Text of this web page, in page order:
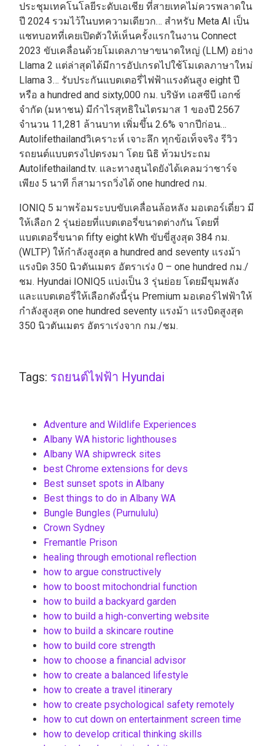
ประชุมเทคโนโลยีระดับเอเชีย ที่สายเทคไม่ควรพลาดใน
ปี 2024 รวมไว้ในบทความเดียวก… สำหรับ Meta AI เป็น
แชทบอทที่เคยเปิดตัวให้เห็นครั้งแรกในงาน Connect
2023 ขับเคลื่อนด้วยโมเดลภาษาขนาดใหญ่ (LLM) อย่าง
Llama 2 แต่ล่าสุดได้มีการอัปเกรดไปใช้โมเดลภาษาใหม่
Llama 3… รับประกันแบตเตอรี่ไฟฟ้าแรงดันสูง eight ปี
หรือ a hundred and sixty,000 กม. บริษัท เอสซีบี เอกซ์
จำกัด (มหาชน) มีกำไรสุทธิในไตรมาส 1 ของปี 2567
จำนวน 11,281 ล้านบาท เพิ่มขึ้น 2.6% จากปีก่อน…
Autolifethailandวิเคราะห์ เจาะลึก ทุกข้อเท็จจริง รีวิว
รถยนต์แบบตรงไปตรงมา โดย นิธิ ท้วมประถม
Autolifethailand.tv. และทางฮุนไดยังได้เคลมว่าชาร์จ
เพียง 5 นาที ก็สามารถวิ่งได้ one hundred กม.
IONIQ 5 มาพร้อมระบบขับเคลื่อนล้อหลัง มอเตอร์เดี่ยว มี
ให้เลือก 2 รุ่นย่อยที่แบตเตอรี่ขนาดต่างกัน โดยที่
แบตเตอรี่ขนาด fifty eight kWh ขับขี่สูงสุด 384 กม.
(WLTP) ให้กำลังสูงสุด a hundred and seventy แรงม้า
แรงบิด 350 นิวตันเมตร อัตราเร่ง 0 – one hundred กม./
ชม. Hyundai IONIQ5 แบ่งเป็น 3 รุ่นย่อย โดยมีขุมพลัง
และแบตเตอรี่ให้เลือกดังนี้รุ่น Premium มอเตอร์ไฟฟ้าให้
กำลังสูงสุด one hundred seventy แรงม้า แรงบิดสูงสุด
350 นิวตันเมตร อัตราเร่งจาก กม./ชม.
Tags: รถยนต์ไฟฟ้า Hyundai
Adventure and Wildlife Experiences
Albany WA historic lighthouses
Albany WA shipwreck sites
best Chrome extensions for devs
Best sunset spots in Albany
Best things to do in Albany WA
Bungle Bungles (Purnululu)
Crown Sydney
Fremantle Prison
healing through emotional reflection
how to argue constructively
how to boost mitochondrial function
how to build a backyard garden
how to build a high-converting website
how to build a skincare routine
how to build core strength
how to choose a financial advisor
how to create a balanced lifestyle
how to create a travel itinerary
how to create psychological safety remotely
how to cut down on entertainment screen time
how to develop critical thinking skills